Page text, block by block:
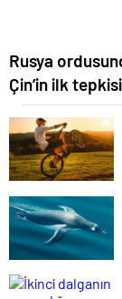
Rusya
Çin’in ilk